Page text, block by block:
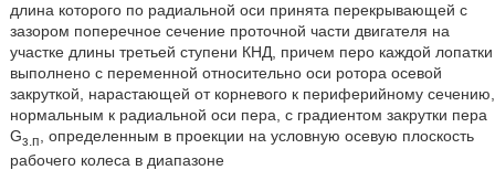
длина которого по радиальной оси принята перекрывающей с
зазором поперечное сечение проточной части двигателя на
участке длины третьей ступени КНД, причем перо каждой лопатки
выполнено с переменной относительно оси ротора осевой
закруткой, нарастающей от корневого к периферийному сечению,
нормальным к радиальной оси пера, с градиентом закрутки пера
Gз.п
, определенным в проекции на условную осевую плоскость
рабочего колеса в диапазоне